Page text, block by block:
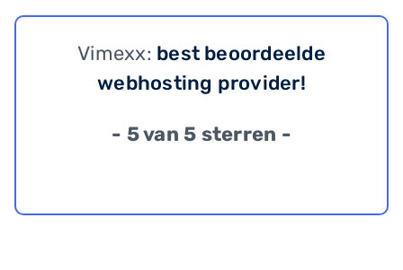
Vimexx: best beoordeelde
webhosting provider!
- 5 van 5 sterren -